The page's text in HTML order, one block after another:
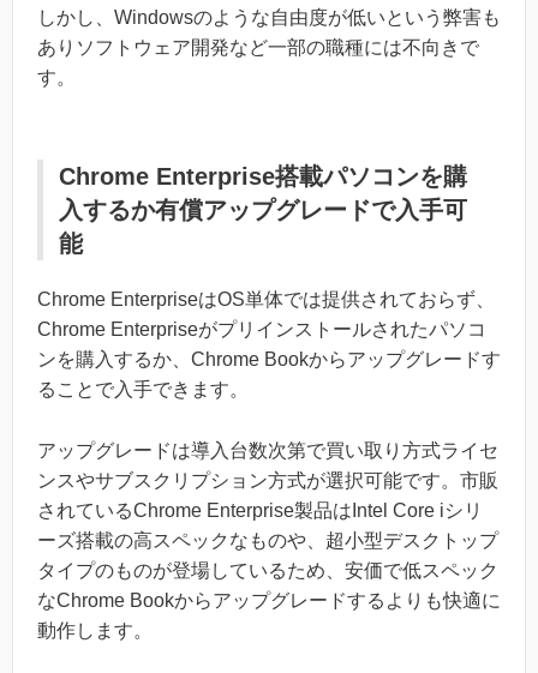
しかし、Windowsのような自由度が低いという弊害も
ありソフトウェア開発など一部の職種には不向きで
す。
Chrome Enterprise搭載パソコンを購
入するか有償アップグレードで入手可
能
Chrome EnterpriseはOS単体では提供されておらず、
Chrome Enterpriseがプリインストールされたパソコ
ンを購入するか、Chrome Bookからアップグレードす
ることで入手できます。
アップグレードは導入台数次第で買い取り方式ライセ
ンスやサブスクリプション方式が選択可能です。市販
されているChrome Enterprise製品はIntel Core iシリ
ーズ搭載の高スペックなものや、超小型デスクトップ
タイプのものが登場しているため、安価で低スペック
なChrome Bookからアップグレードするよりも快適に
動作します。